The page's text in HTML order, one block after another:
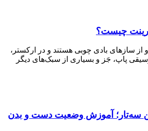
چیست؟
از سازهای بادی چوبی هستند و در ارکستر،
پاپ، جَز و بسیاری از سبک‌های دیگر
سه‌تار؛ آموزش وضعیت دست و بدن